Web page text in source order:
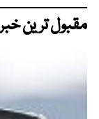
مقبول ترین